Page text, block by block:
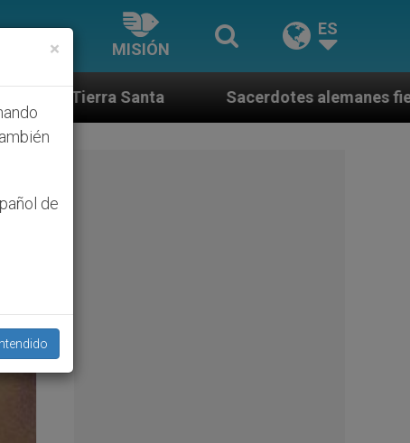
MISIÓN
ES
Sacerdotes alemanes fieles al Papa contestan a
×
de